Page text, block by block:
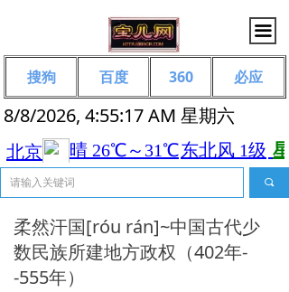
끀
8/8/2026, 4:55:18 AM 星期六
끠
搜狗 百度 360 必应
柔然汗国[róu rán]~中国古代少
数民族所建地方政权（402年-
-555年）